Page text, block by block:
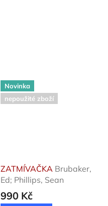
Novinka
nepoužité zboží
ZATMÍVAČKA Brubaker,
Ed; Phillips, Sean
990 Kč